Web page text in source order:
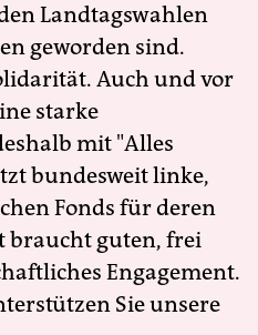
Landtagswahlen
geworden sind.
Auch und vor
starke
mit "Alles
bundesweit linke,
Fonds für deren
braucht guten, frei
Engagement.
Sie unsere